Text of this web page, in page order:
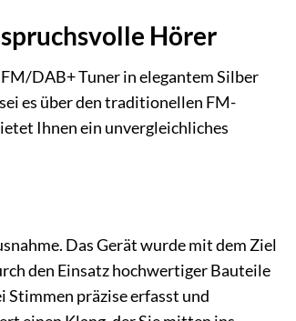
Hörer
DAB+ Tuner in elegantem Silber
es über den traditionellen FM-
Ihnen ein unvergleichliches
Das Gerät wurde mit dem Ziel
den Einsatz hochwertiger Bauteile
Stimmen präzise erfasst und